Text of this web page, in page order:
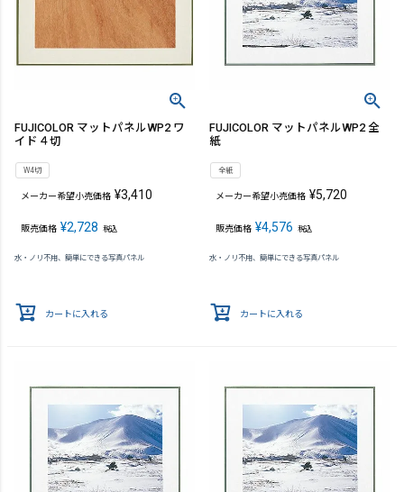
FUJICOLOR マットパネルWP2 ワ
イド４切
W4切
メーカー希望小売価格 ¥3,410
販売価格 ¥2,728 税込
水・ノリ不用、簡単にできる写真パネル
カートに入れる
FUJICOLOR マットパネルWP2 全
紙
全紙
メーカー希望小売価格 ¥5,720
販売価格 ¥4,576 税込
水・ノリ不用、簡単にできる写真パネル
カートに入れる